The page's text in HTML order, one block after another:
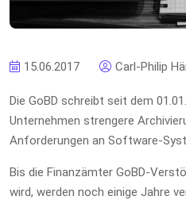
15.06.2017 Carl-Philip
Die GoBD schreibt seit dem
Unternehmen strengere
Anforderungen an Software-
Bis die Finanzämter GoBD-
wird, werden noch einige Jahre